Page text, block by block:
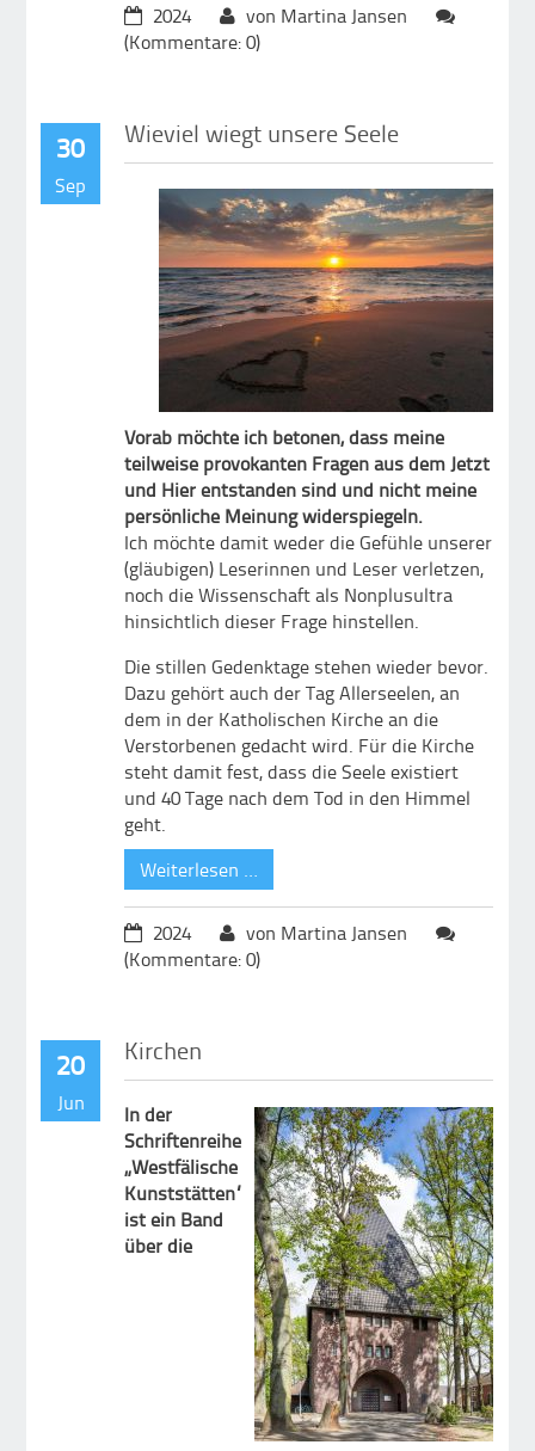
2024
von Martina Jansen
(Kommentare: 0)
30
Sep
Wieviel wiegt unsere Seele
Vorab möchte ich betonen, dass meine
teilweise provokanten Fragen aus dem Jetzt
und Hier entstanden sind und nicht meine
persönliche Meinung widerspiegeln.
Ich möchte damit weder die Gefühle unserer
(gläubigen) Leserinnen und Leser verletzen,
noch die Wissenschaft als Nonplusultra
hinsichtlich dieser Frage hinstellen.
Die stillen Gedenktage stehen wieder bevor.
Dazu gehört auch der Tag Allerseelen, an
dem in der Katholischen Kirche an die
Verstorbenen gedacht wird. Für die Kirche
steht damit fest, dass die Seele existiert
und 40 Tage nach dem Tod in den Himmel
geht.
Weiterlesen …
2024
von Martina Jansen
(Kommentare: 0)
20
Jun
Kirchen
In der
Schriftenreihe
„Westfälische
Kunststätten“
ist ein Band
über die